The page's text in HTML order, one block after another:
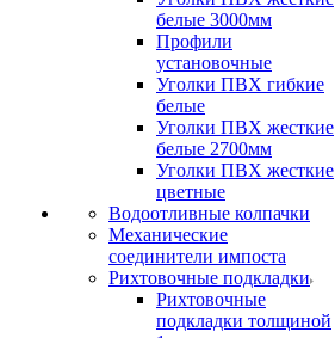
белые 3000мм
Профили
установочные
Уголки ПВХ гибкие
белые
Уголки ПВХ жесткие
белые 2700мм
Уголки ПВХ жесткие
цветные
Водоотливные колпачки
Механические
соединители импоста
Рихтовочные подкладки
Рихтовочные
подкладки толщиной